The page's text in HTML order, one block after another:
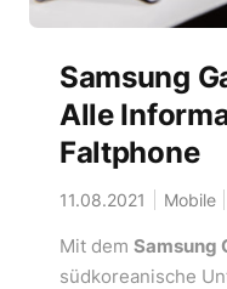
Samsung
Alle
Faltphone
11.08.2021 Mobile
Mit dem Samsung
südkoreanische